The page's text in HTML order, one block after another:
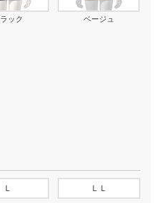
ック ベージュ
Ｌ ＬＬ